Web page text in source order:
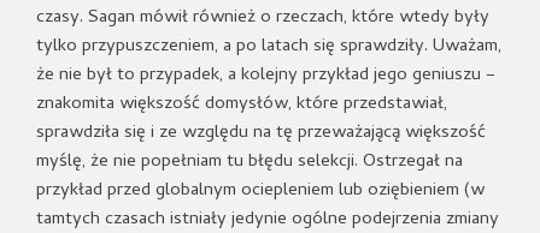
czasy. Sagan mówił również o rzeczach, które wtedy były
tylko przypuszczeniem, a po latach się sprawdziły. Uważam,
że nie był to przypadek, a kolejny przykład jego geniuszu –
znakomita większość domysłów, które przedstawiał,
sprawdziła się i ze względu na tę przeważającą większość
myślę, że nie popełniam tu błędu selekcji. Ostrzegał na
przykład przed globalnym ociepleniem lub oziębieniem (w
tamtych czasach istniały jedynie ogólne podejrzenia zmiany